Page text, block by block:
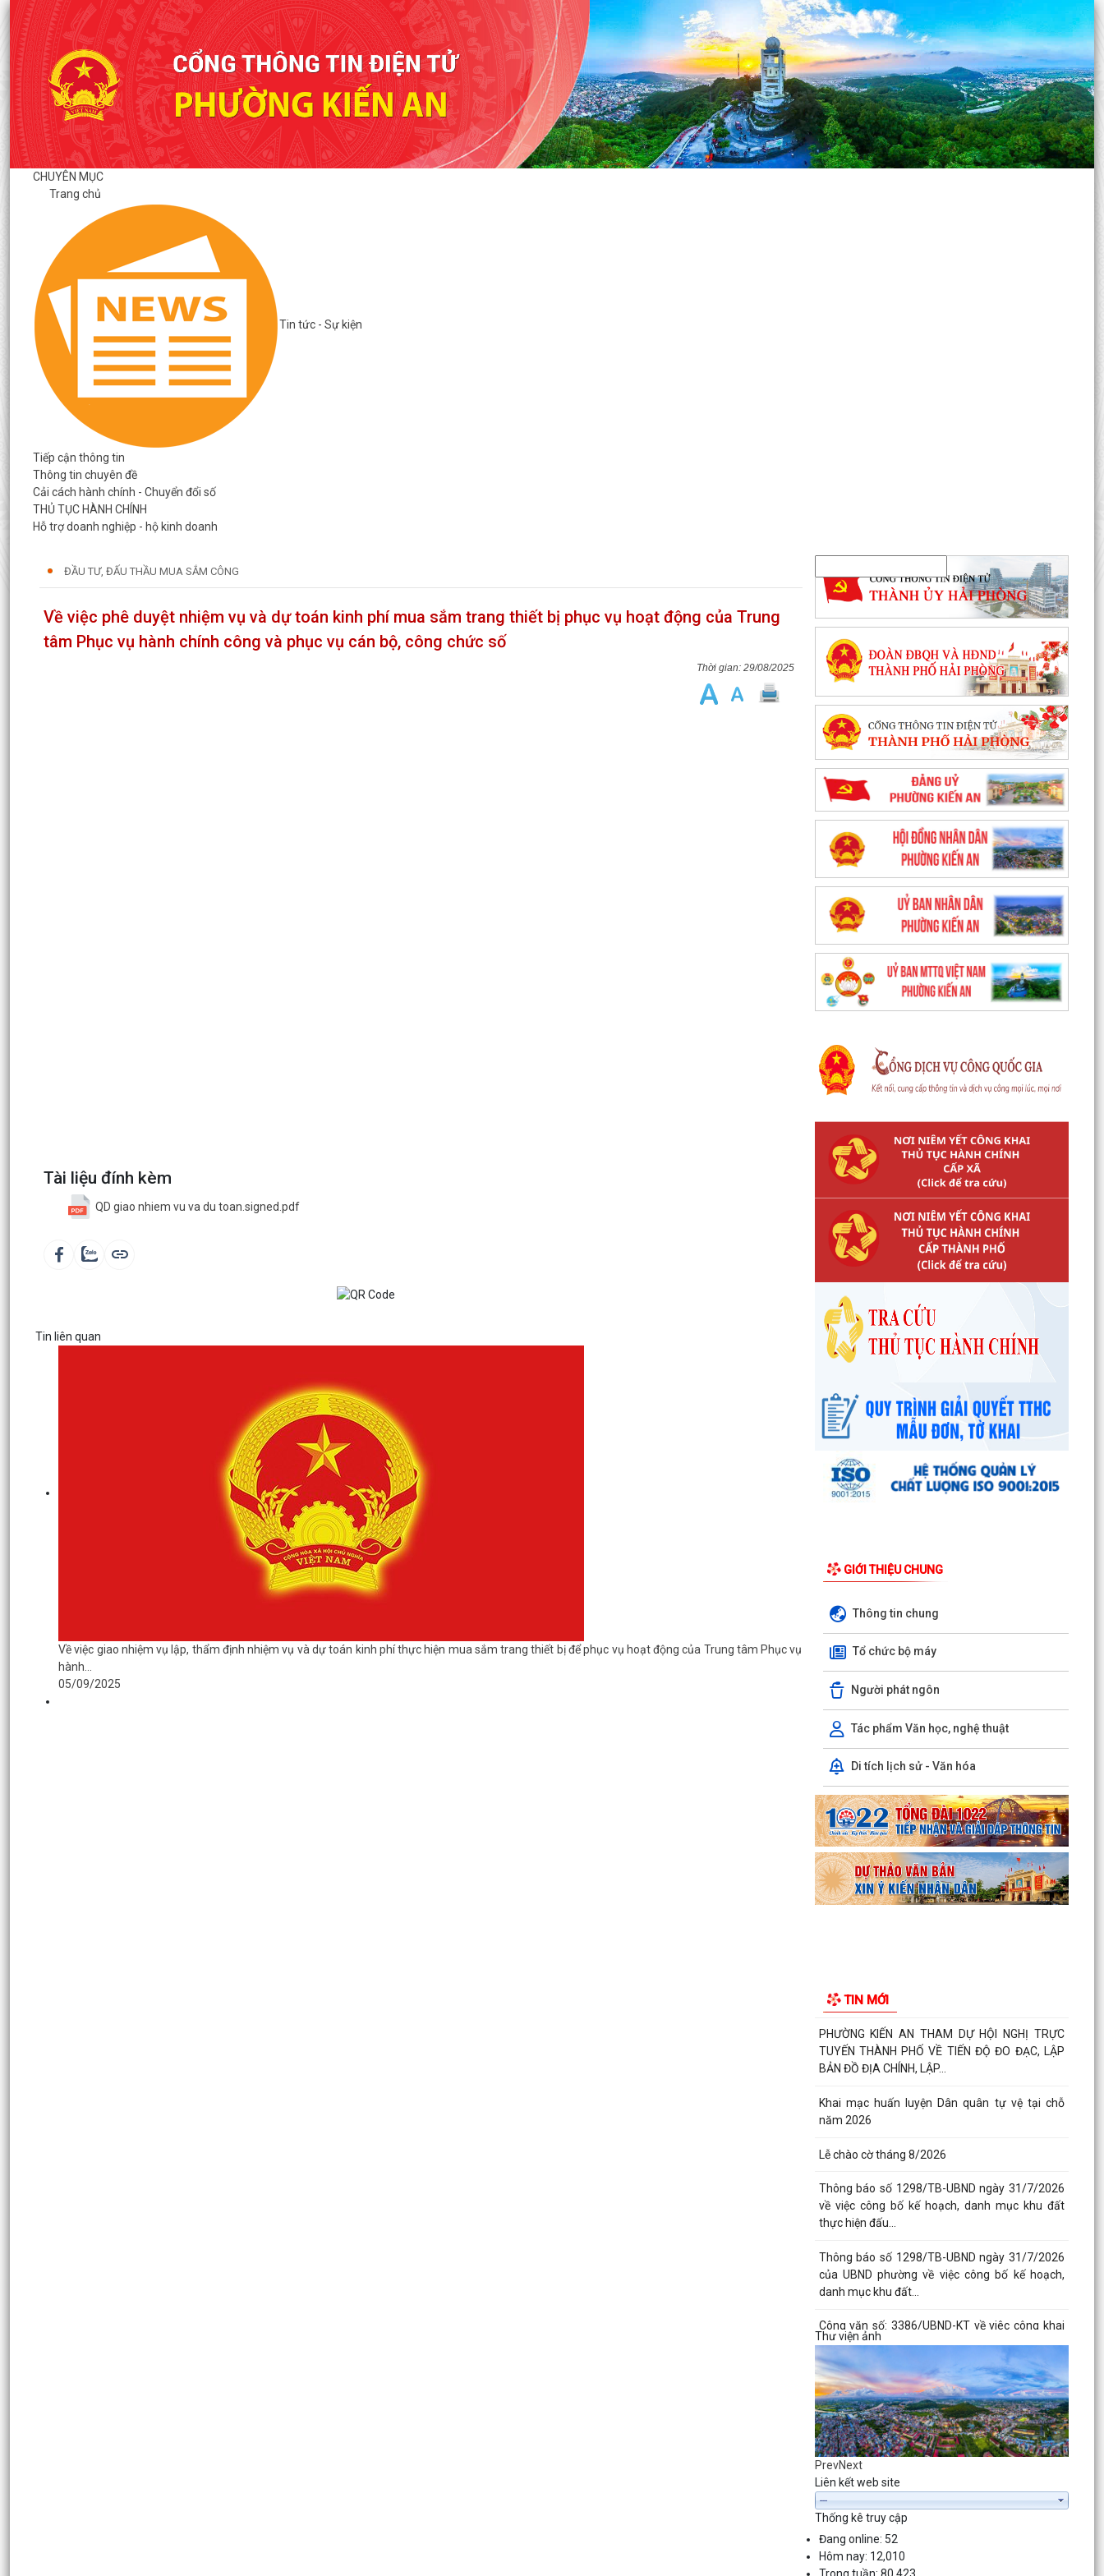
CHUYÊN MỤC
Trang chủ
Tin tức - Sự kiện
Tiếp cận thông tin
Thông tin chuyên đề
Cải cách hành chính - Chuyển đổi số
THỦ TỤC HÀNH CHÍNH
Hỗ trợ doanh nghiệp - hộ kinh doanh
ĐẦU TƯ, ĐẤU THẦU MUA SẮM CÔNG
Về việc phê duyệt nhiệm vụ và dự toán kinh phí mua sắm trang thiết bị phục vụ hoạt động của Trung
tâm Phục vụ hành chính công và phục vụ cán bộ, công chức số
29/08/2025
Tài liệu đính kèm
QD giao nhiem vu va du toan.signed.pdf
Tin liên quan
Về việc giao nhiệm vụ lập, thẩm định nhiệm vụ và dự toán kinh phí thực hiện mua sắm trang thiết bị để phục vụ hoạt động của Trung tâm Phục vụ
hành...
05/09/2025
GIỚI THIỆU CHUNG
Thông tin chung
Tổ chức bộ máy
Người phát ngôn
Tác phẩm Văn học, nghệ thuật
Di tích lịch sử - Văn hóa
TIN MỚI
Ban đại diện Hội đồng quản trị Ngân hàng Chính
sách xã hội phường Kiến An tổ chức phiên họp
giao...
CHÍNH TRỰC TUYẾN TẠI THÀNH PHỐ HẢI
PHÒNG ĐƯỢC THU PHÍ, LỆ PHÍ...
Tổ Đại biểu số 05 HĐND thành phố tiếp xúc cử tri
thành phố...
thanh thiếu nhi năm 2026
Công văn số: 20/CV-TYT của Trạm y tế phường
v/v công khai số điện thoại đường dây nóng tiếp
nhận...
Lớp bồi dưỡng kiến thức An ninh phi truyền
thống và Quản trị an ninh phi truyền thống năm
2026
Công văn số 3357/UBND-KT ngày 28/7/2026
của UBND phường v/v phối hợp thông tin
chương trình khảo...
Kế hoạch số 265/KH-UBND ngày 3/8/2026 của
Khê (giáp...
PHƯỜNG KIẾN AN THAM DỰ HỘI NGHỊ TRỰC
TUYẾN THÀNH PHỐ VỀ TIẾN ĐỘ ĐO ĐẠC, LẬP
BẢN ĐỒ ĐỊA CHÍNH, LẬP...
Khai mạc huấn luyện Dân quân tự vệ tại chỗ
năm 2026
Lễ chào cờ tháng 8/2026
Thông báo số 1298/TB-UBND ngày 31/7/2026
về việc công bố kế hoạch, danh mục khu đất
thực hiện đấu...
Thông báo số 1298/TB-UBND ngày 31/7/2026
của UBND phường về việc công bố kế hoạch,
danh mục khu đất...
Công văn số: 3386/UBND-KT về viêc công khai
Quyết định số 2558/QĐ-UBND ngày 02/7/2026
của Ủy ban...
Các chí lãnh đạo Đảng ủy, HĐND, UBND phường
Kiến An và Công đoàn phường dâng hương
tưởng niệm đồng...
Công văn số 3385/UBND-KT ngày 29/7/2026
của UBND phường v/v công khai Quyết định của
Chủ tịch Ủy...
Công văn số:3384/UBND-KT ngày 29/7/2026
của UBND phường v/v công khai Quyết định số
2622/QĐ-UBND...
Thư viện ảnh
PrevNext
Liên kết web site
Thống kê truy cập
Đang online: 52
Hôm nay: 12,010